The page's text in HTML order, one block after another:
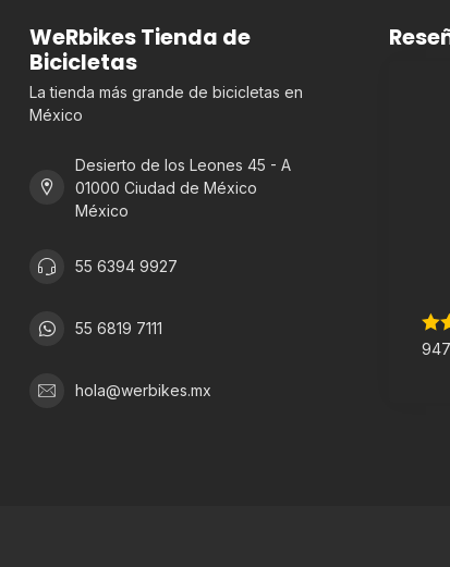
WeRbikes Tienda de
Bicicletas
La tienda más grande de bicicletas en
México
Desierto de los Leones 45 - A
01000 Ciudad de México
México
55 6394 9927
55 6819 7111
hola@werbikes.mx